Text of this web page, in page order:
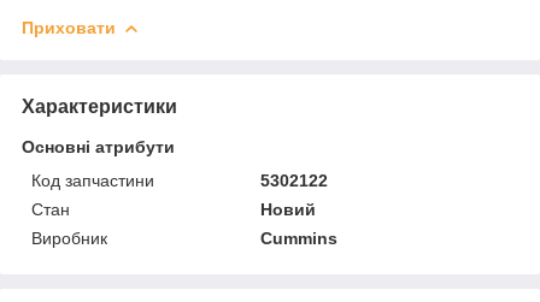
Приховати
Характеристики
Основні атрибути
Код запчастини
5302122
Стан
Новий
Виробник
Cummins